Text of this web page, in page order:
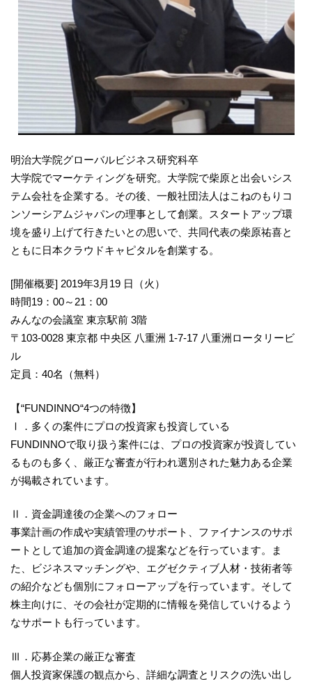
明治大学院グローバルビジネス研究科卒
大学院でマーケティングを研究。大学院で柴原と出会いシス
テム会社を企業する。その後、一般社団法人はこねのもりコ
ンソーシアムジャパンの理事として創業。スタートアップ環
境を盛り上げて行きたいとの思いで、共同代表の柴原祐喜と
ともに日本クラウドキャピタルを創業する。
[開催概要] 2019年3月19 日（火）
時間19：00～21：00
みんなの会議室 東京駅前 3階
〒103-0028 東京都 中央区 八重洲 1-7-17 八重洲ロータリービ
ル
定員：40名（無料）
【“FUNDINNO“4つの特徴】
Ⅰ．多くの案件にプロの投資家も投資している
FUNDINNOで取り扱う案件には、プロの投資家が投資してい
るものも多く、厳正な審査が行われ選別された魅力ある企業
が掲載されています。
Ⅱ．資金調達後の企業へのフォロー
事業計画の作成や実績管理のサポート、ファイナンスのサポ
ートとして追加の資金調達の提案などを行っています。ま
た、ビジネスマッチングや、エグゼクティブ人材・技術者等
の紹介なども個別にフォローアップを行っています。そして
株主向けに、その会社が定期的に情報を発信していけるよう
なサポートも行っています。
Ⅲ．応募企業の厳正な審査
個人投資家保護の観点から、詳細な調査とリスクの洗い出し